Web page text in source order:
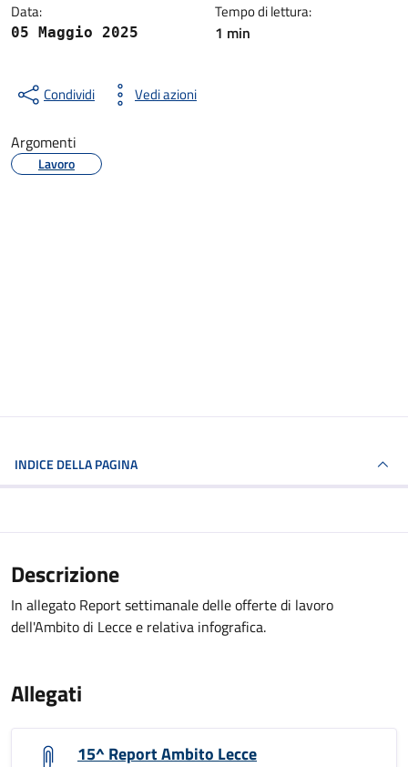
Data:
05 Maggio 2025
Tempo di lettura:
1 min
Condividi Vedi azioni
Argomenti
Lavoro
INDICE DELLA PAGINA
Descrizione
In allegato Report settimanale delle offerte di lavoro
dell'Ambito di Lecce e relativa infografica.
Allegati
15^ Report Ambito Lecce